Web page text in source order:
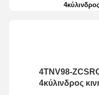
4TNV98-
4κύλινδρος